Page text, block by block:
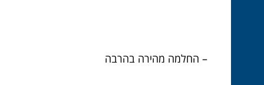
– החלמה מהירה בהרבה